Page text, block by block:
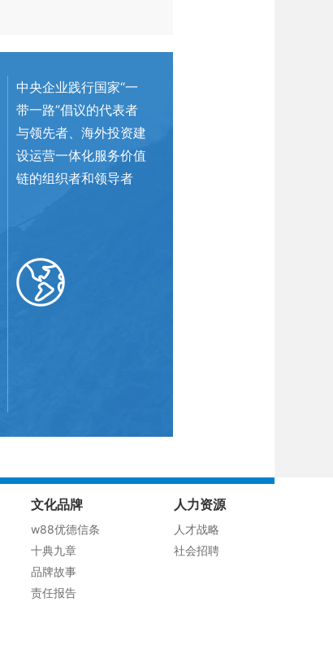
中央企业践行国家“一
带一路”倡议的代表者
与领先者、海外投资建
设运营一体化服务价值
链的组织者和领导者
文化品牌
w88优德信条
十典九章
品牌故事
责任报告
人力资源
人才战略
社会招聘